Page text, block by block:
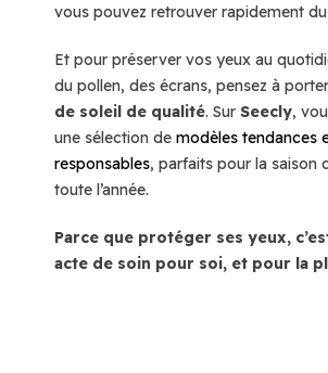
vous pouvez retrouver rapidement
Et pour préserver vos yeux au
du pollen, des écrans, pensez à
de soleil de qualité. Sur Seecly,
une sélection de modèles tendances
responsables, parfaits pour la saison
toute l’année.
Parce que protéger ses yeux,
acte de soin pour soi, et pour la